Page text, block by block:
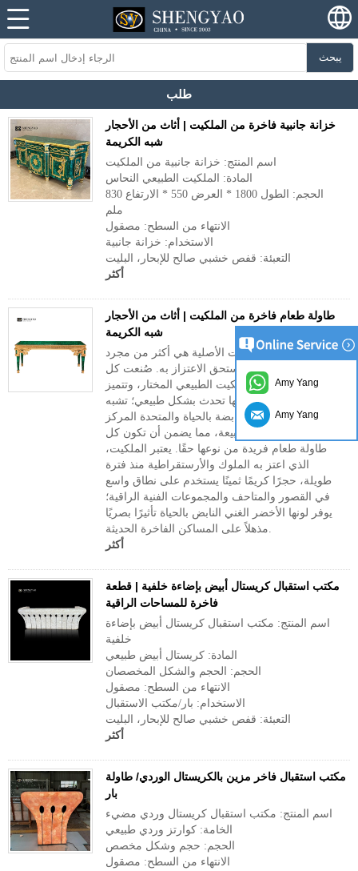
يبحث
طلب
خزانة جانبية فاخرة من الملكيت | أثاث من الأحجار
شبه الكريمة
اسم المنتج: خزانة جانبية من الملكيت
المادة: الملكيت الطبيعي النحاس
الحجم: الطول 1800 * العرض 550 * الارتفاع 830
ملم
الانتهاء من السطح: مصقول
الاستخدام: خزانة جانبية
التعبئة: قفص خشبي صالح للإبحار، البليت
أكثر
طاولة طعام فاخرة من الملكيت | أثاث من الأحجار
شبه الكريمة
طاولة طعام الملكيت الأصلية هي أكثر من مجرد
أثاث؛ إنه عمل فني يستحق الاعتزاز به. صُنعت كل
قطعة بدقة من الملكيت الطبيعي المختار، وتتميز
بأنماط فريدة من نوعها تحدث بشكل طبيعي؛ تشبه
الأشرطة الخضراء النابضة بالحياة والمتحدة المركز
تحفة فنية رسمتها الطبيعة، مما يضمن أن تكون كل
طاولة طعام فريدة من نوعها حقًا. يعتبر الملكيت،
الذي اعتز به الملوك والأرستقراطية منذ فترة
طويلة، حجرًا كريمًا ثمينًا يستخدم على نطاق واسع
في القصور والمتاحف والمجموعات الفنية الراقية؛
يوفر لونها الأخضر الغني النابض بالحياة تأثيرًا بصريًا
مذهلاً على المساكن الفاخرة الحديثة.
أكثر
مكتب استقبال كريستال أبيض بإضاءة خلفية | قطعة
فاخرة للمساحات الراقية
اسم المنتج: مكتب استقبال كريستال أبيض بإضاءة
خلفية
المادة: كريستال أبيض طبيعي
الحجم: الحجم والشكل المخصصان
الانتهاء من السطح: مصقول
الاستخدام: بار/مكتب الاستقبال
التعبئة: قفص خشبي صالح للإبحار، البليت
أكثر
مكتب استقبال فاخر مزين بالكريستال الوردي/ طاولة
بار
اسم المنتج: مكتب استقبال كريستال وردي مضيء
الخامة: كوارتز وردي طبيعي
الحجم: حجم وشكل مخصص
الانتهاء من السطح: مصقول
Amy Yang
Amy Yang